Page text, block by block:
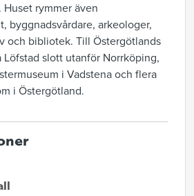
rymmer även
byggnadsvårdare, arkeologer,
och bibliotek. Till Östergötlands
Löfstad slott utanför Norrköping,
i Vadstena och flera
i Östergötland.